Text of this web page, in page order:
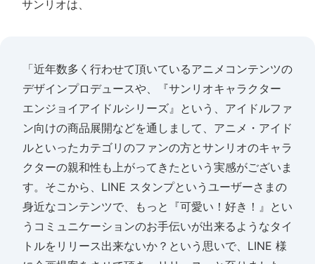
サンリオは、
「近年数多く行わせて頂いているアニメコンテンツの
デザインプロデュースや、『サンリオキャラクター
エンジョイアイドルシリーズ』という、アイドルファ
ン向けの商品展開などを通しまして、アニメ・アイド
ルといったカテゴリのファンの方とサンリオのキャラ
クターの親和性も上がってきたという実感がございま
す。そこから、LINE スタンプというユーザーさまの
身近なコンテンツで、もっと『可愛い！好き！』とい
うコミュニケーションのお手伝いが出来るようなタイ
トルをリリース出来ないか？という思いで、LINE 様